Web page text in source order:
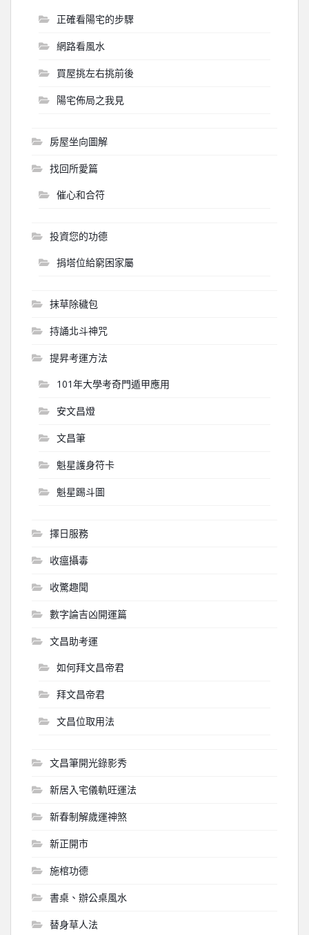
正確看陽宅的步驟
網路看風水
買屋挑左右挑前後
陽宅佈局之我見
房屋坐向圖解
找回所愛篇
催心和合符
投資您的功德
捐塔位給窮困家屬
抹草除穢包
持誦北斗神咒
提昇考運方法
101年大學考奇門遁甲應用
安文昌燈
文昌筆
魁星護身符卡
魁星踢斗圖
擇日服務
收瘟攝毒
收驚趣聞
數字論吉凶開運篇
文昌助考運
如何拜文昌帝君
拜文昌帝君
文昌位取用法
文昌筆開光錄影秀
新居入宅儀軌旺運法
新春制解歲運神煞
新正開市
施棺功德
書桌、辦公桌風水
替身草人法